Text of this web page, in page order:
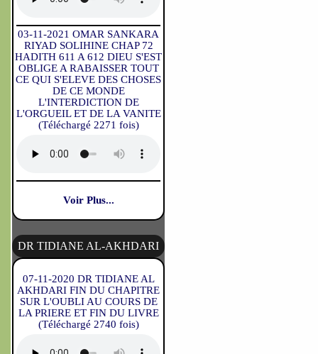
03-11-2021 OMAR SANKARA
RIYAD SOLIHINE CHAP 72
HADITH 611 A 612 DIEU S'EST
OBLIGE A RABAISSER TOUT
CE QUI S'ELEVE DES CHOSES
DE CE MONDE
L'INTERDICTION DE
L'ORGUEIL ET DE LA VANITE
(Téléchargé 2271 fois)
Voir Plus...
DR TIDIANE AL-AKHDARI
07-11-2020 DR TIDIANE AL
AKHDARI FIN DU CHAPITRE
SUR L'OUBLI AU COURS DE
LA PRIERE ET FIN DU LIVRE
(Téléchargé 2740 fois)